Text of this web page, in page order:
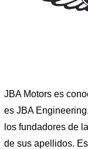
JBA Motors es
es JBA
los fundadores de
de sus apellidos.